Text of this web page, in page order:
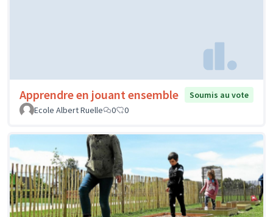
Apprendre en jouant ensemble
Soumis au vote
Ecole Albert Ruelle
0 0